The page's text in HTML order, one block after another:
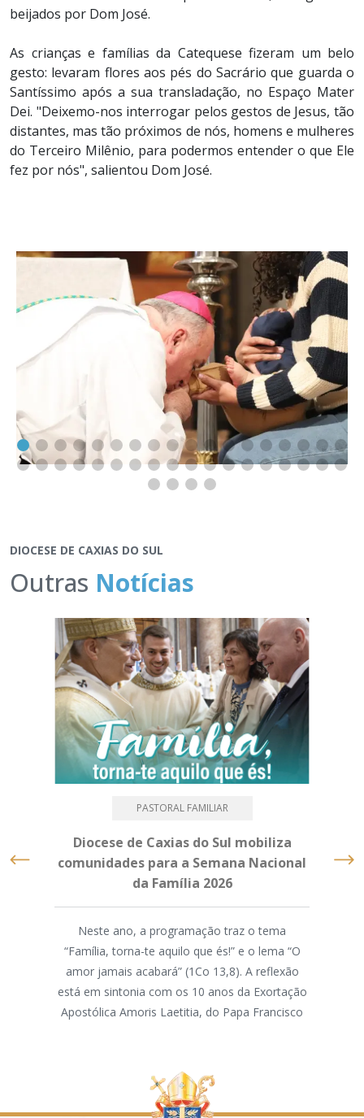
beijados por Dom José.
As crianças e famílias da Catequese fizeram um belo
gesto: levaram flores aos pés do Sacrário que guarda o
Santíssimo após a sua transladação, no Espaço Mater
Dei. "Deixemo-nos interrogar pelos gestos de Jesus, tão
distantes, mas tão próximos de nós, homens e mulheres
do Terceiro Milênio, para podermos entender o que Ele
fez por nós", salientou Dom José.
DIOCESE DE CAXIAS DO SUL
Outras Notícias
PASTORAL FAMILIAR
Diocese de Caxias do Sul mobiliza
comunidades para a Semana Nacional
da Família 2026
Neste ano, a programação traz o tema
“Família, torna-te aquilo que és!” e o lema “O
amor jamais acabará” (1Co 13,8). A reflexão
está em sintonia com os 10 anos da Exortação
Apostólica Amoris Laetitia, do Papa Francisco